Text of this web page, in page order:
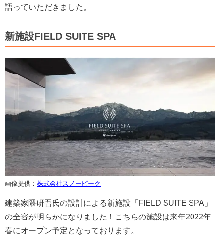
語っていただきました。
新施設FIELD SUITE SPA
画像提供： 株式会社スノーピーク
建築家隈研吾氏の設計による新施設「FIELD SUITE SPA」
の全容が明らかになりました！こちらの施設は来年2022年
春にオープン予定となっております。